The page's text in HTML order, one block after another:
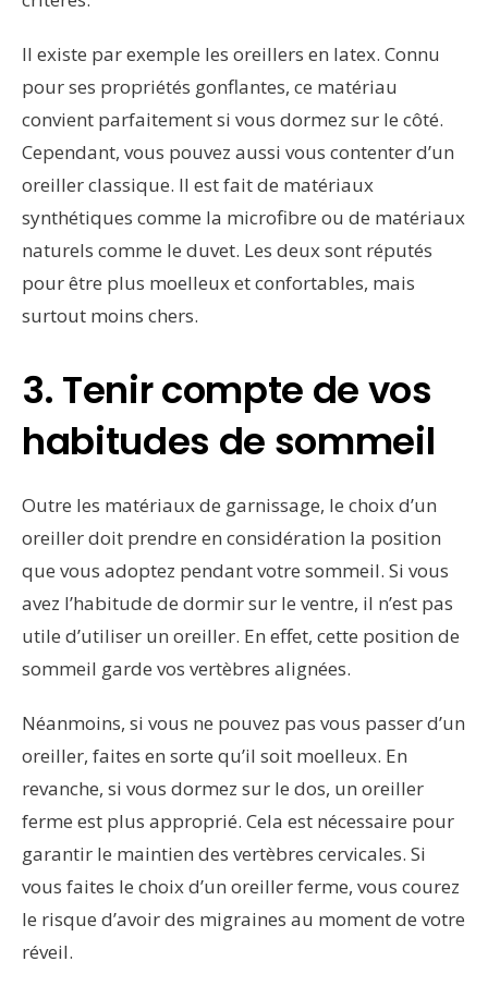
Il existe par exemple les oreillers en latex. Connu
pour ses propriétés gonflantes, ce matériau
convient parfaitement si vous dormez sur le côté.
Cependant, vous pouvez aussi vous contenter d’un
oreiller classique. Il est fait de matériaux
synthétiques comme la microfibre ou de matériaux
naturels comme le duvet. Les deux sont réputés
pour être plus moelleux et confortables, mais
surtout moins chers.
3. Tenir compte de vos
habitudes de sommeil
Outre les matériaux de garnissage, le choix d’un
oreiller doit prendre en considération la position
que vous adoptez pendant votre sommeil. Si vous
avez l’habitude de dormir sur le ventre, il n’est pas
utile d’utiliser un oreiller. En effet, cette position de
sommeil garde vos vertèbres alignées.
Néanmoins, si vous ne pouvez pas vous passer d’un
oreiller, faites en sorte qu’il soit moelleux. En
revanche, si vous dormez sur le dos, un oreiller
ferme est plus approprié. Cela est nécessaire pour
garantir le maintien des vertèbres cervicales. Si
vous faites le choix d’un oreiller ferme, vous courez
le risque d’avoir des migraines au moment de votre
réveil.